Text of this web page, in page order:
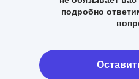
подробно